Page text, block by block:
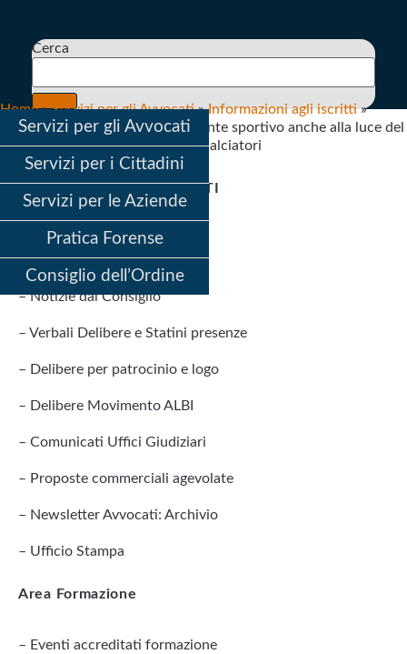
contenuto
Cerca
Servizi per gli Avvocati
Servizi per i Cittadini
Servizi per le Aziende
Pratica Forense
Consiglio dell’Ordine
Home»Servizi per gli Avvocati»Informazioni agli iscritti»
Convegno: La professione di Agente sportivo anche alla luce del
Regolamento FIFA per Agenti di calciatori
SERVIZI PER GLI AVVOCATI
Informazioni agli iscritti
– Notizie dal Consiglio
– Verbali Delibere e Statini presenze
– Delibere per patrocinio e logo
– Delibere Movimento ALBI
– Comunicati Uffici Giudiziari
– Proposte commerciali agevolate
– Newsletter Avvocati: Archivio
– Ufficio Stampa
Area Formazione
– Eventi accreditati formazione